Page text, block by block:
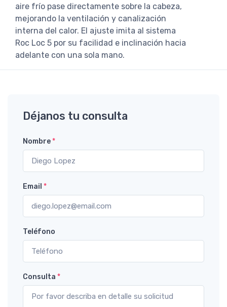
aire frío pase directamente sobre la cabeza,
mejorando la ventilación y canalización
interna del calor. El ajuste imita al sistema
Roc Loc 5 por su facilidad e inclinación hacia
adelante con una sola mano.
Déjanos tu consulta
Nombre*
Email *
Teléfono
Consulta *